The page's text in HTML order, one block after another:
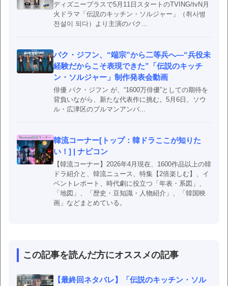
ディズニープラスで5月11日スタートのTVING/tvN月
火ドラマ「伝説のキッチン・ソルジャー」（취사병
전설이 되다）より主演のパク...
パク・ジフン、“端宗”から二等兵へ―“兵役未
経験だからこそ表現できた”「伝説のキッチ
ン・ソルジャー」制作発表会動画
俳優 パク・ジフン が、“1600万俳優”としての期待を
背負いながら、新たな代表作に挑む。5月6日、ソウ
ル・広津区のプルマンアンバ...
韓流コーナー[トップ：韓ドラここが知りた
い！] | ナビコン
【韓流コーナー】2026年4月現在、1600作品以上の韓
ドラ紹介と、韓流ニュース、特集【2倍楽しむ】、イ
ベントレポート、時代劇に役立つ「年表・系図」、
「地図」、「歴史・豆知識・人物紹介」、「韓国映
画」などまとめている。
この記事を読んだ方にオススメの記事
【最終回ネタバレ】「伝説のキッチン・ソル